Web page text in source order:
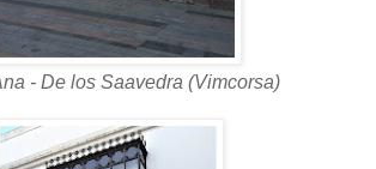
- De los Saavedra (Vimcorsa)